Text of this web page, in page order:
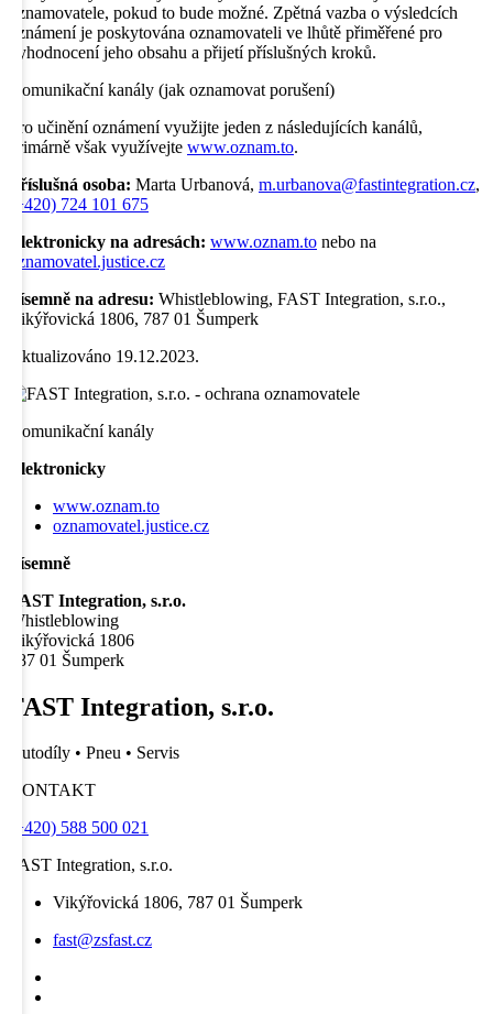
oznamovatele, pokud to bude možné. Zpětná vazba o výsledcích
oznámení je poskytována oznamovateli ve lhůtě přiměřené pro
vyhodnocení jeho obsahu a přijetí příslušných kroků.
Komunikační kanály (jak oznamovat porušení)
Pro učinění oznámení využijte jeden z následujících kanálů,
primárně však využívejte www.oznam.to.
Příslušná osoba: Marta Urbanová, m.urbanova@fastintegration.cz,
(+420) 724 101 675
Elektronicky na adresách: www.oznam.to nebo na
oznamovatel.justice.cz
Písemně na adresu: Whistleblowing, FAST Integration, s.r.o.,
Vikýřovická 1806, 787 01 Šumperk
Aktualizováno 19.12.2023.
Komunikační kanály
Elektronicky
www.oznam.to
oznamovatel.justice.cz
Písemně
FAST Integration, s.r.o.
Whistleblowing
Vikýřovická 1806
787 01 Šumperk
FAST Integration, s.r.o.
Autodíly • Pneu • Servis
KONTAKT
(+420) 588 500 021
FAST Integration, s.r.o.
Vikýřovická 1806, 787 01 Šumperk
fast@zsfast.cz